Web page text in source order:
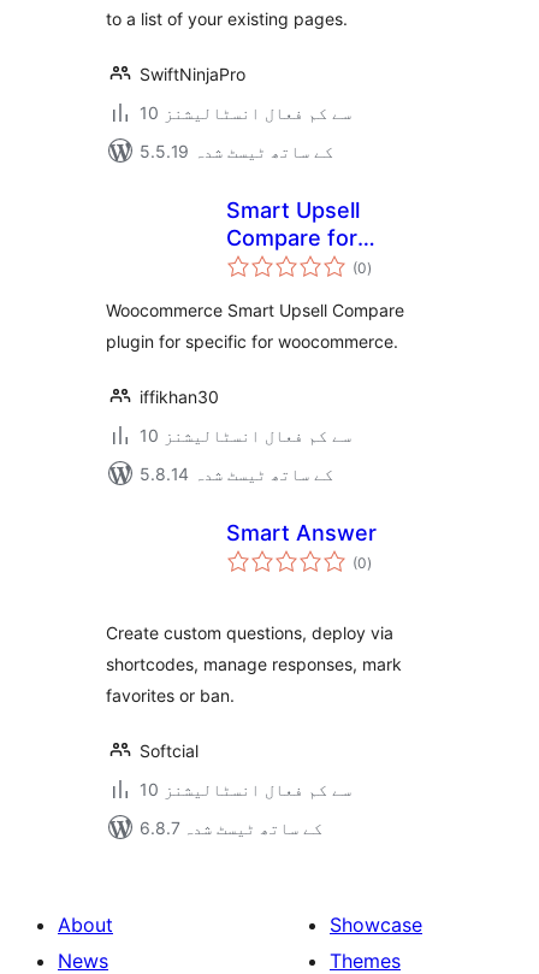
to a list of your existing pages.
SwiftNinjaPro
10 سے کم فعال انسٹالیشنز
5.5.19 کے ساتھ ٹیسٹ شدہ
Smart Upsell
Compare for
Woocommerce
(0مجموعی
درجہ
)
Woocommerce Smart Upsell Compare
plugin for specific for woocommerce.
iffikhan30
10 سے کم فعال انسٹالیشنز
5.8.14 کے ساتھ ٹیسٹ شدہ
Smart Answer
(0مجموعی
درجہ
)
Create custom questions, deploy via
shortcodes, manage responses, mark
favorites or ban.
Softcial
10 سے کم فعال انسٹالیشنز
6.8.7 کے ساتھ ٹیسٹ شدہ
About
News
Showcase
Themes